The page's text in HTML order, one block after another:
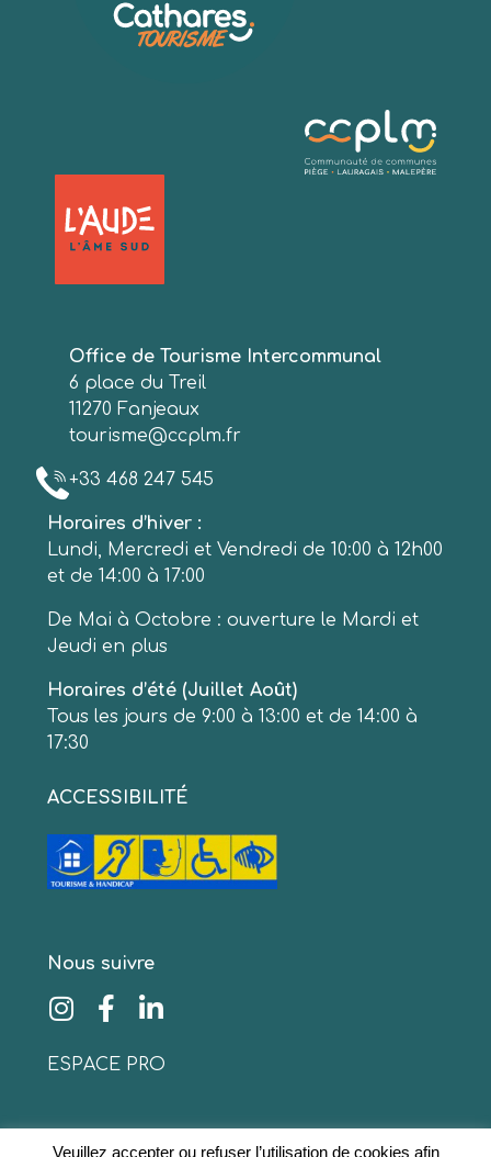
Office de Tourisme Intercommunal
6 place du Treil
11270 Fanjeaux
tourisme@ccplm.fr
+33 468 247 545
Horaires d’hiver :
Lundi, Mercredi et Vendredi de 10:00 à 12h00
et de 14:00 à 17:00
De Mai à Octobre : ouverture le Mardi et
Jeudi en plus
Horaires d’été (Juillet Août)
Tous les jours de 9:00 à 13:00 et de 14:00 à
17:30
ACCESSIBILITÉ
Nous suivre
ESPACE PRO
Veuillez accepter ou refuser l’utilisation de cookies afin